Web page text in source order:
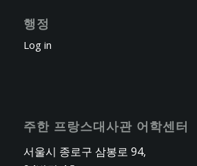
행정
Log in
주한 프랑스대사관 어학센터
서울시 종로구 삼봉로 94,